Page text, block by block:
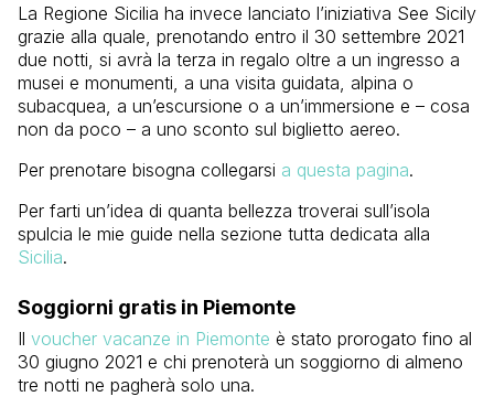
La Regione Sicilia ha invece lanciato l’iniziativa See Sicily
grazie alla quale, prenotando entro il 30 settembre 2021
due notti, si avrà la terza in regalo oltre a un ingresso a
musei e monumenti, a una visita guidata, alpina o
subacquea, a un’escursione o a un’immersione e – cosa
non da poco – a uno sconto sul biglietto aereo.
Per prenotare bisogna collegarsi a questa pagina.
Per farti un’idea di quanta bellezza troverai sull’isola
spulcia le mie guide nella sezione tutta dedicata alla
Sicilia.
Soggiorni gratis in Piemonte
Il voucher vacanze in Piemonte è stato prorogato fino al
30 giugno 2021 e chi prenoterà un soggiorno di almeno
tre notti ne pagherà solo una.